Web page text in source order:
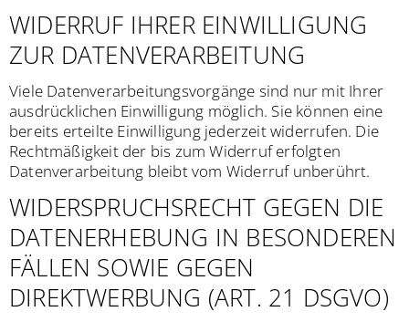
WIDERRUF IHRER EINWILLIGUNG
ZUR DATENVERARBEITUNG
Viele Datenverarbeitungsvorgänge sind nur mit Ihrer
ausdrücklichen Einwilligung möglich. Sie können eine
bereits erteilte Einwilligung jederzeit widerrufen. Die
Rechtmäßigkeit der bis zum Widerruf erfolgten
Datenverarbeitung bleibt vom Widerruf unberührt.
WIDERSPRUCHSRECHT GEGEN DIE
DATENERHEBUNG IN BESONDEREN
FÄLLEN SOWIE GEGEN
DIREKTWERBUNG (ART. 21 DSGVO)